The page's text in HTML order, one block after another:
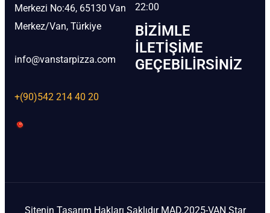
Merkezi No:46, 65130 Van
Merkez/Van, Türkiye
info@vanstarpizza.com
+(90)542 214 40 20
22:00
BIZIMLE
İLETIŞIME
GEÇEBILIRSINIZ
Sitenin Tasarım Hakları Saklıdır MAD.2025-VAN Star